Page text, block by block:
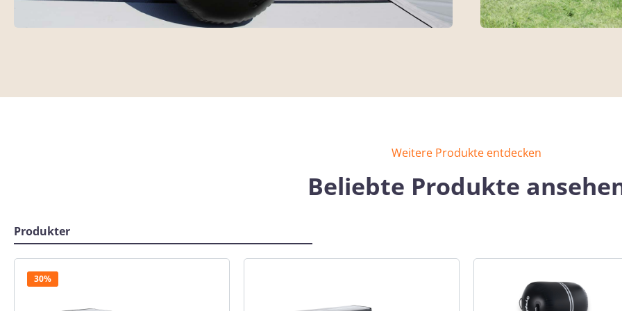
Weitere Produkte entdecken
Beliebte Produkte
Produkter
Produktgalerie überspringen
30%